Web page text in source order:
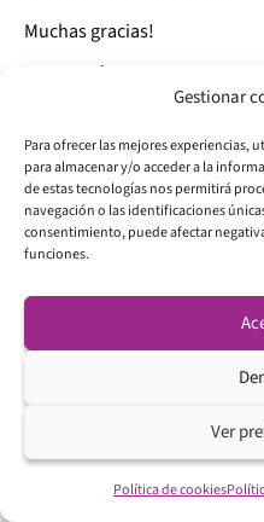
Gestionar
Para ofrecer las mejores experiencias,
para almacenar y/o acceder a la
de estas tecnologías nos permitirá
navegación o las identificaciones
consentimiento, puede afectar
funciones.
Ver
Política de cookies
Muchas gracias!
Responder
Sergiodice:
Gracias, por la claridad de
te llevo siguiendo un año y